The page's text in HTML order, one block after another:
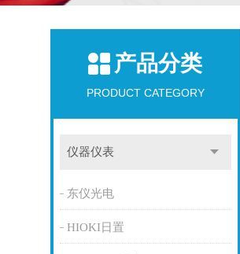
产品分类
PRODUCT CATEGORY
仪器仪表
东仪光电
HIOKI日置